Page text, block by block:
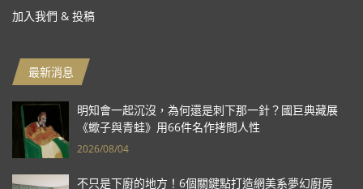
加入我們 & 投稿
最新消息
明知會一起沉沒，為何還是刺下那一針？國巨典藏展
《蠍子與青蛙》用66件名作拷問人性
2026/08/04
不只是下廚的地方！6個關鍵點打造網美系夢幻廚房